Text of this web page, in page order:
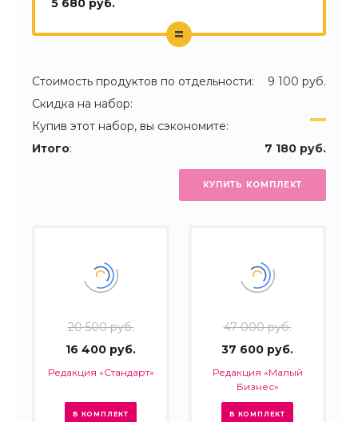
5 680 руб.
=
Стоимость продуктов по отдельности:
9 100 руб.
Скидка на набор:
Купив этот набор, вы сэкономите:
Итого: 7 180 руб.
КУПИТЬ КОМПЛЕКТ
20 500 руб.
16 400 руб.
Редакция «Стандарт»
В КОМПЛЕКТ
47 000 руб.
37 600 руб.
Редакция «Малый
Бизнес»
В КОМПЛЕКТ